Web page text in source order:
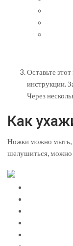
Оставьте
инструкции.
Через
Как
Ножки можно мыть,
шелушиться, можно